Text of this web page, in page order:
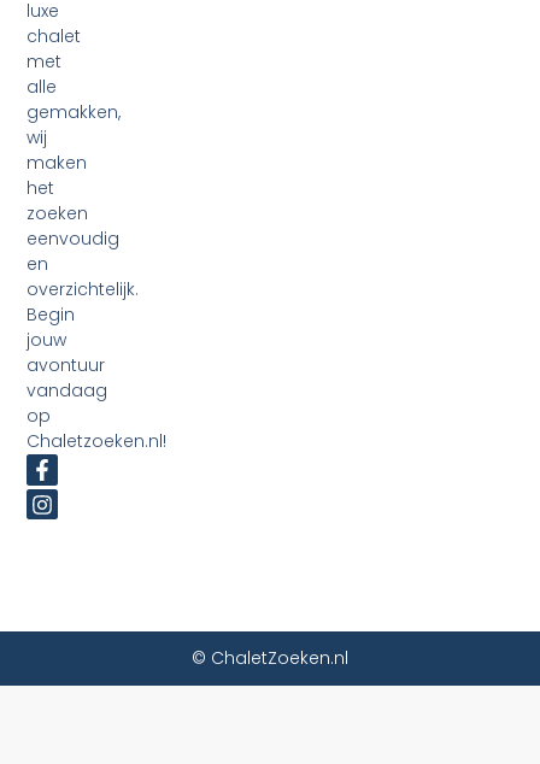
luxe
chalet
met
alle
gemakken,
wij
maken
het
zoeken
eenvoudig
en
overzichtelijk.
Begin
jouw
avontuur
vandaag
op
Chaletzoeken.nl!
© ChaletZoeken.nl